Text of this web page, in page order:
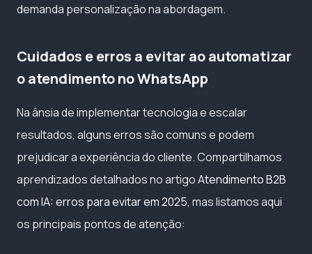
demanda personalização na abordagem.
Cuidados e erros a evitar ao automatizar
o atendimento no WhatsApp
Na ânsia de implementar tecnologia e escalar
resultados, alguns erros são comuns e podem
prejudicar a experiência do cliente. Compartilhamos
aprendizados detalhados no artigoAtendimento B2B
com IA: erros para evitar em 2025, mas listamos aqui
os principais pontos de atenção: